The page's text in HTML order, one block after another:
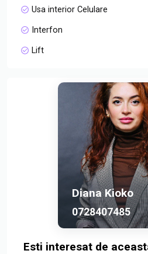
Usa interior Celulare
Interfon
Lift
Diana Kioko
0728407485
Esti interesat de